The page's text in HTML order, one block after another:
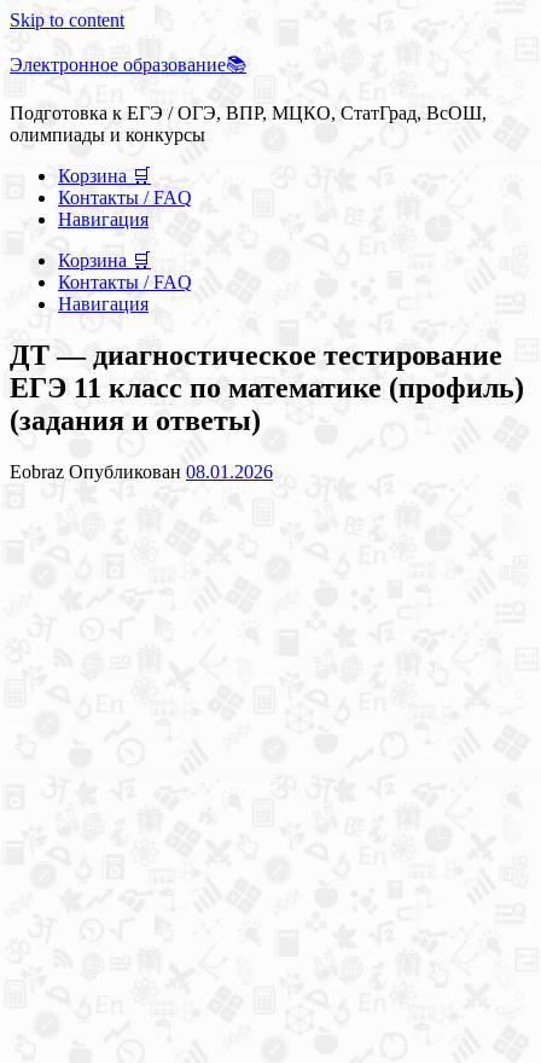
Skip to content
Электронное образование📚
Подготовка к ЕГЭ / ОГЭ, ВПР, МЦКО, СтатГрад, ВсОШ,
олимпиады и конкурсы
Корзина 🛒
Контакты / FAQ
Навигация
Корзина 🛒
Контакты / FAQ
Навигация
ДТ — диагностическое тестирование
ЕГЭ 11 класс по математике (профиль)
(задания и ответы)
Eobraz Опубликован 08.01.2026